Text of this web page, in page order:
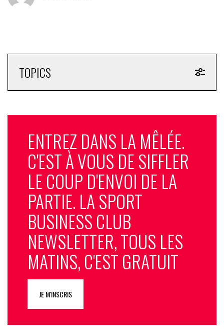
TOPICS
ENTREZ DANS LA MÊLÉE.
C'EST À VOUS DE SIFFLER
LE COUP D'ENVOI DE LA
PARTIE. LA SPORT
BUSINESS CLUB
NEWSLETTER, TOUS LES
MATINS, C'EST GRATUIT
JE M'INSCRIS